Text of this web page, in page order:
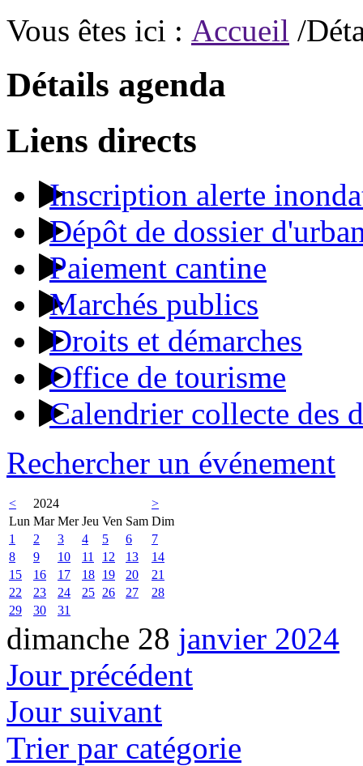
Vous êtes ici : Accueil /
Détails agenda
Liens directs
Inscription alerte
Dépôt de dossier
Paiement cantine
Marchés publics
Droits et démarches
Office de tourisme
Calendrier collecte des
Rechercher un événement
< 2024
>
Lun Mar Mer Jeu Ven Sam Dim
1
2 3 4 5 6
7
8
9 10 11 12 13
14
15
16 17 18 19 20
21
22
23 24 25 26 27
28
29
30 31
dimanche 28 janvier 2024
Jour précédent
Jour suivant
Trier par catégorie